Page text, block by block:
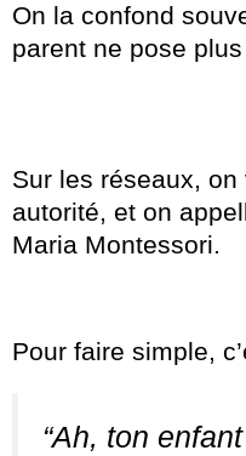
On la confond
parent ne pose
Sur les réseaux,
autorité, et on
Maria Montessori.
Pour faire simple,
“Ah, ton